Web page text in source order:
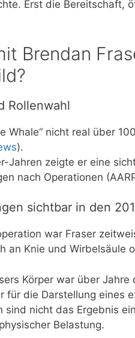
Erst die Bereitschaft,
Brendan
Rollenwahl
Whale“ nicht real über
).
Jahren zeigte er eine
nach Operationen
sichtbar in den
war Fraser
an Knie und Wirbelsäule
Körper war über
für die Darstellung eines
sind nicht das Ergebnis
Belastung.